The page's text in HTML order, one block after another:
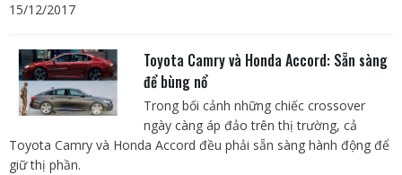
15/12/2017
Toyota Camry và Honda Accord: Sẵn sàng
để bùng nổ
Trong bối cảnh những chiếc crossover
ngày càng áp đảo trên thị trường, cả
Toyota Camry và Honda Accord đều phải sẵn sàng hành động để
giữ thị phần.